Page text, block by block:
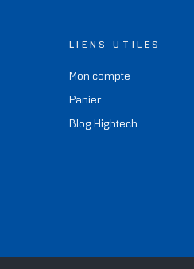
LIENS UTILES
Mon compte
Panier
Blog Hightech